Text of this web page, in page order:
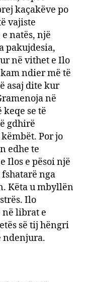
kaçakëve po
vajiste
natës, një
pakujdesia,
në vithet e Ilo
ndier më të
asaj dite kur
në
se të
gdhirë
Por jo
edhe te
Ilos e pësoi një
nga
Këta u mbyllën
Ilo
në librat e
së tij hëngri
ndenjura.